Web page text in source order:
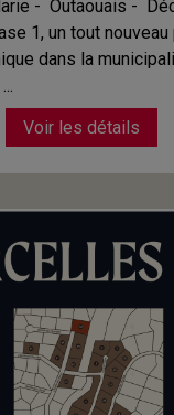
- Outaouais -
1, un tout nouveau
dans la
Voir les détails